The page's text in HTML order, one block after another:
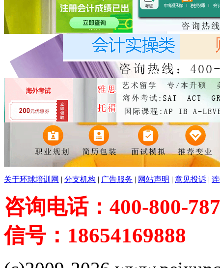
关于环球培训网 | 分支机构 | 广告服务 | 网站声明 | 意见投诉 |
咨询电话：400-800-
信号：18654169888